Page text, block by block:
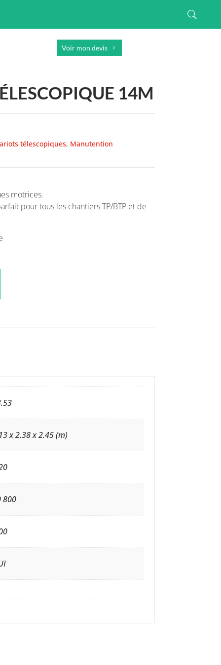
Voir mon devis
14M
télescopiques, Manutention
motrices.
pour tous les chantiers TP/BTP et de
x 2.38 x 2.45 (m)
800